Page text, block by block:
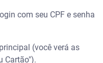
com seu CPF e senha
(você verá as
Cartão").